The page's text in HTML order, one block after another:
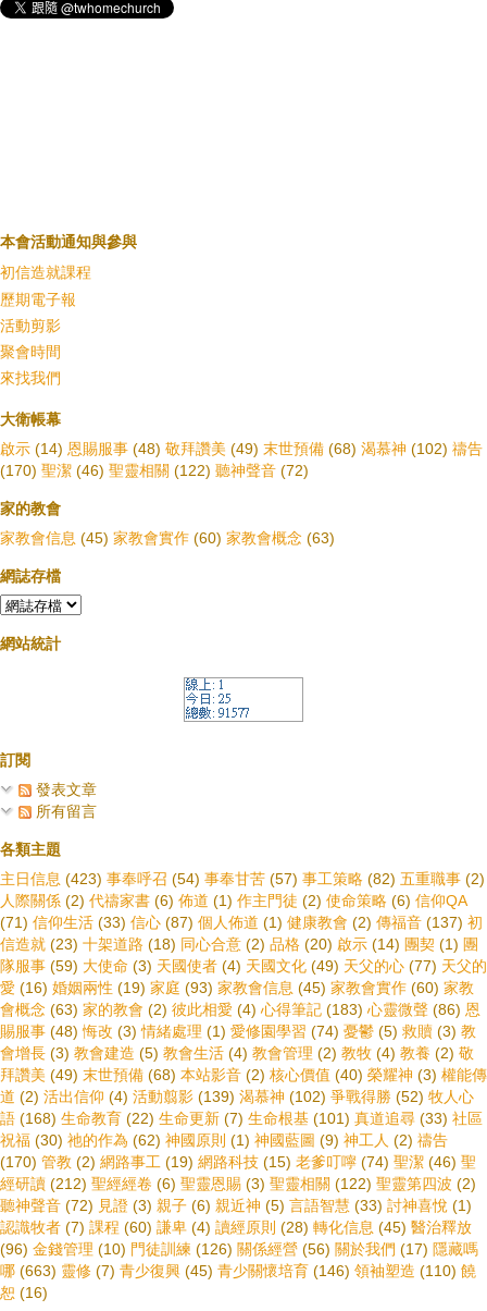
本會活動通知與參與
初信造就課程
歷期電子報
活動剪影
聚會時間
來找我們
大衛帳幕
啟示 (14) 恩賜服事 (48) 敬拜讚美 (49) 末世預備 (68) 渴慕神 (102) 禱告
(170) 聖潔 (46) 聖靈相關 (122) 聽神聲音 (72)
家的教會
家教會信息 (45) 家教會實作 (60) 家教會概念 (63)
網誌存檔
網站統計
訂閱
發表文章
所有留言
各類主題
主日信息 (423) 事奉呼召 (54) 事奉甘苦 (57) 事工策略 (82) 五重職事 (2)
人際關係 (2) 代禱家書 (6) 佈道 (1) 作主門徒 (2) 使命策略 (6) 信仰QA
(71) 信仰生活 (33) 信心 (87) 個人佈道 (1) 健康教會 (2) 傳福音 (137) 初
信造就 (23) 十架道路 (18) 同心合意 (2) 品格 (20) 啟示 (14) 團契 (1) 團
隊服事 (59) 大使命 (3) 天國使者 (4) 天國文化 (49) 天父的心 (77) 天父的
愛 (16) 婚姻兩性 (19) 家庭 (93) 家教會信息 (45) 家教會實作 (60) 家教
會概念 (63) 家的教會 (2) 彼此相愛 (4) 心得筆記 (183) 心靈微聲 (86) 恩
賜服事 (48) 悔改 (3) 情緒處理 (1) 愛修園學習 (74) 憂鬱 (5) 救贖 (3) 教
會增長 (3) 教會建造 (5) 教會生活 (4) 教會管理 (2) 教牧 (4) 教養 (2) 敬
拜讚美 (49) 末世預備 (68) 本站影音 (2) 核心價值 (40) 榮耀神 (3) 權能傳
道 (2) 活出信仰 (4) 活動翦影 (139) 渴慕神 (102) 爭戰得勝 (52) 牧人心
語 (168) 生命教育 (22) 生命更新 (7) 生命根基 (101) 真道追尋 (33) 社區
祝福 (30) 祂的作為 (62) 神國原則 (1) 神國藍圖 (9) 神工人 (2) 禱告
(170) 管教 (2) 網路事工 (19) 網路科技 (15) 老爹叮嚀 (74) 聖潔 (46) 聖
經研讀 (212) 聖經經卷 (6) 聖靈恩賜 (3) 聖靈相關 (122) 聖靈第四波 (2)
聽神聲音 (72) 見證 (3) 親子 (6) 親近神 (5) 言語智慧 (33) 討神喜悅 (1)
認識牧者 (7) 課程 (60) 謙卑 (4) 讀經原則 (28) 轉化信息 (45) 醫治釋放
(96) 金錢管理 (10) 門徒訓練 (126) 關係經營 (56) 關於我們 (17) 隱藏嗎
哪 (663) 靈修 (7) 青少復興 (45) 青少關懷培育 (146) 領袖塑造 (110) 饒
恕 (16)